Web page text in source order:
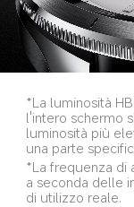
*La luminosità
l'intero schermo
luminosità più
una parte
*La frequenza di
a seconda delle
di utilizzo reale.